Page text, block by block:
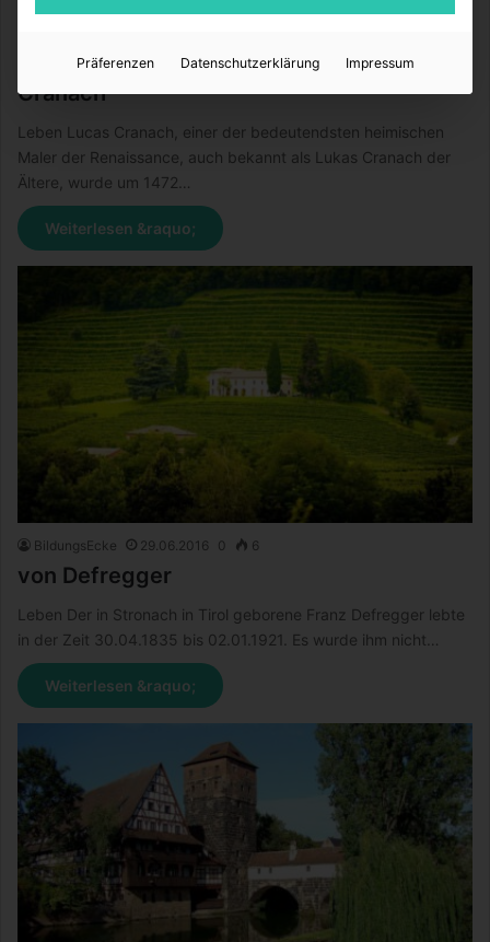
BildungsEcke 29.06.2016 0 7
Cranach
Leben Lucas Cranach, einer der bedeutendsten heimischen
Maler der Renaissance, auch bekannt als Lukas Cranach der
Ältere, wurde um 1472…
Weiterlesen &raquo;
BildungsEcke 29.06.2016 0 6
von Defregger
Leben Der in Stronach in Tirol geborene Franz Defregger lebte
in der Zeit 30.04.1835 bis 02.01.1921. Es wurde ihm nicht…
Weiterlesen &raquo;
Präferenzen Datenschutzerklärung Impressum